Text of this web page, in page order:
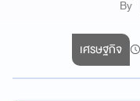
By
เศรษฐกิจ